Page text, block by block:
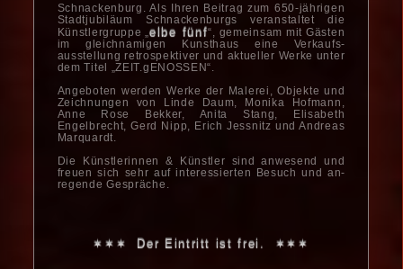
Schnackenburg. Als Ihren Beitrag zum 650-jährigen
Stadtjubiläum Schnacken­burgs veranstaltet die
Künstler­gruppe „elbe fünf“, gemeinsam mit Gästen
im gleich­namigen Kunsthaus eine Verkaufs­
ausstellung retro­spektiver und aktueller Werke unter
dem Titel „ZEIT.gENOSSEN“.
Angeboten werden Werke der Malerei, Objekte und
Zeichnungen von Linde Daum, Monika Hofmann,
Anne Rose Bekker, Anita Stang, Elisabeth
Engelbrecht, Gerd Nipp, Erich Jessnitz und Andreas
Marquardt.
Die Künstlerinnen & Künstler sind anwesend und
freuen sich sehr auf interessierten Besuch und an­
regende Gespräche.
✶✶✶ Der Eintritt ist frei. ✶✶✶